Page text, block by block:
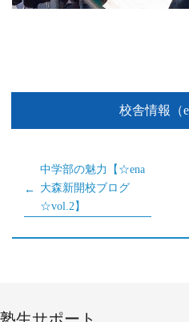
校舎情報（
中学部の魅力【☆ena
大森新開校ブログ
☆vol.2】